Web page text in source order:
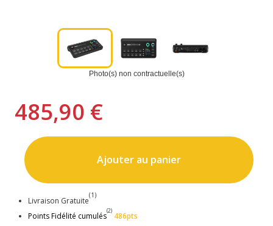
Photo(s) non contractuelle(s)
485,90 €
Ajouter au panier
Livraison Gratuite
(1)
Points Fidélité cumulés
(2)
486pts